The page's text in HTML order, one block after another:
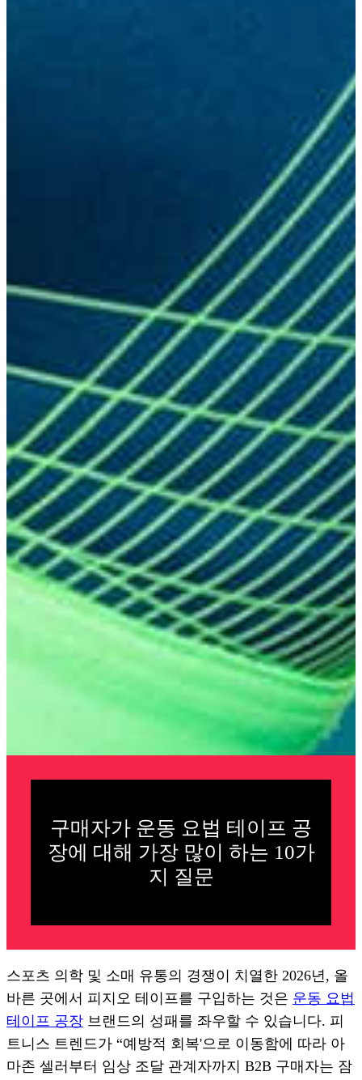
구매자가 운동 요법 테이프 공
장에 대해 가장 많이 하는 10가
지 질문
스포츠 의학 및 소매 유통의 경쟁이 치열한 2026년, 올
바른 곳에서 피지오 테이프를 구입하는 것은 운동 요법
테이프 공장 브랜드의 성패를 좌우할 수 있습니다. 피
트니스 트렌드가 “예방적 회복'으로 이동함에 따라 아
마존 셀러부터 임상 조달 관계자까지 B2B 구매자는 잠